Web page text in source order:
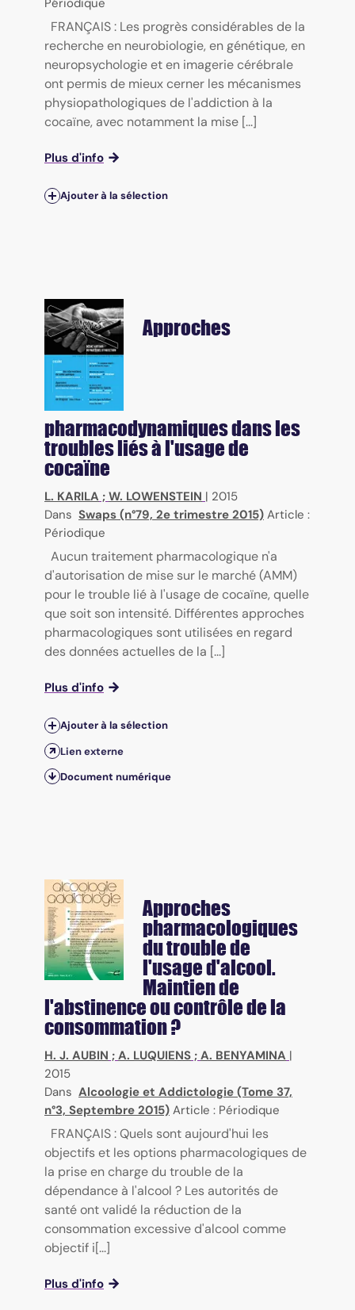
Périodique
FRANÇAIS : Les progrès considérables de la
recherche en neurobiologie, en génétique, en
neuropsychologie et en imagerie cérébrale
ont permis de mieux cerner les mécanismes
physiopathologiques de l'addiction à la
cocaïne, avec notamment la mise [...]
Plus d'info
Ajouter à la sélection
Approches
pharmacodynamiques dans les
troubles liés à l'usage de
cocaïne
L. KARILA ; W. LOWENSTEIN | 2015
Dans Swaps (n°79, 2e trimestre 2015) Article :
Périodique
Aucun traitement pharmacologique n'a
d'autorisation de mise sur le marché (AMM)
pour le trouble lié à l'usage de cocaïne, quelle
que soit son intensité. Différentes approches
pharmacologiques sont utilisées en regard
des données actuelles de la [...]
Plus d'info
Ajouter à la sélection
Lien externe
Document numérique
Approches
pharmacologiques
du trouble de
l'usage d'alcool.
Maintien de
l'abstinence ou contrôle de la
consommation ?
H. J. AUBIN ; A. LUQUIENS ; A. BENYAMINA |
2015
Dans Alcoologie et Addictologie (Tome 37,
n°3, Septembre 2015) Article : Périodique
FRANÇAIS : Quels sont aujourd'hui les
objectifs et les options pharmacologiques de
la prise en charge du trouble de la
dépendance à l'alcool ? Les autorités de
santé ont validé la réduction de la
consommation excessive d'alcool comme
objectif i[...]
Plus d'info